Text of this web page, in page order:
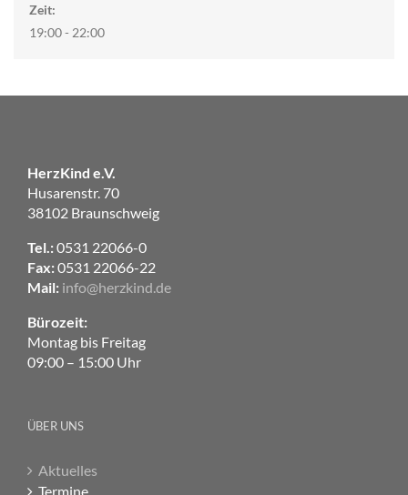
Zeit:
19:00 - 22:00
HerzKind e.V.
Husarenstr. 70
38102 Braunschweig
Tel.:0531 22066-0
Fax:0531 22066-22
Mail: info@herzkind.de
Bürozeit:
Montag bis Freitag
09:00 – 15:00 Uhr
ÜBER UNS
Aktuelles
Termine